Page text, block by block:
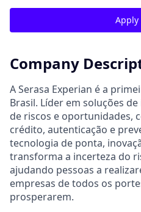
Apply
Company
A Serasa Experian é a
Brasil. Líder em soluções
de riscos e oportunidades,
crédito, autenticação e
tecnologia de ponta,
transforma a incerteza do
ajudando pessoas a
empresas de todos os
prosperarem.